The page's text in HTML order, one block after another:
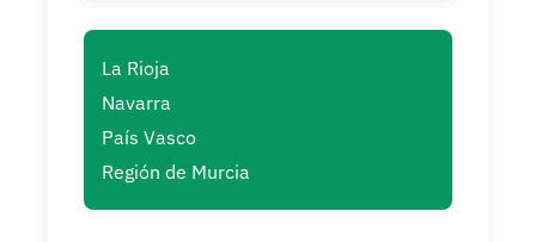
La Rioja
Navarra
País Vasco
Región de Murcia